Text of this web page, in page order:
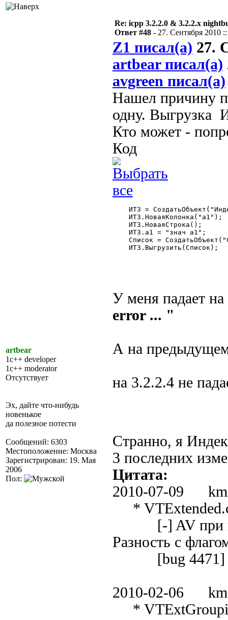
artbear
1c++ developer
1c++ moderator
Отсутствует
Эх, дайте что-нибудь
новенькое
да полезное потести
Сообщений: 6303
Местоположение: Москва
Зарегистрирован: 19. Мая
2006
Пол:
Re: icpp 3.2.2.0 & 3.2.2.x
Ответ #48 - 27. Сентября 2010
Z1 писал(а) 27.
artbear писал(а)
avgreen писал(а)
Нашел причину
одну. Выгрузка
Кто может -
Код
ИТЗ =
ИТЗ.НоваяКолонка("а1");
ИТЗ.НоваяСтрока();
ИТЗ.а1 = "знач а1";
Список =
ИТЗ.Выгрузить(Список);
У меня падает
error ... "
А на
на 3.2.2.4 не
Странно, я
3 последних
Цитата:
2010-07-09
*
[-] AV при
Разность с
[bug 4471]
2010-02-06
*